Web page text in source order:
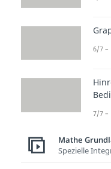
6/7 –
7/7 –
Mathe
Spezielle